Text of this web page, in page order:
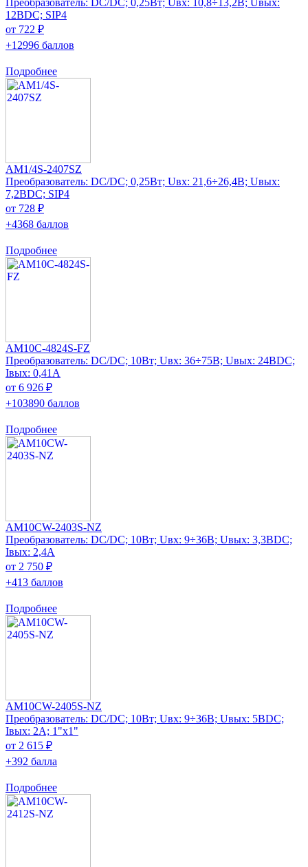
12ВDC; SIP4
от 722 ₽
+12996 баллов
Подробнее
AM1/4S-2407SZ
Преобразователь: DC/DC; 0,25Вт; Uвх: 21,6÷26,4В; Uвых:
7,2ВDC; SIP4
от 728 ₽
+4368 баллов
Подробнее
AM10C-4824S-FZ
Преобразователь: DC/DC; 10Вт; Uвх: 36÷75В; Uвых: 24ВDC;
Iвых: 0,41А
от 6 926 ₽
+103890 баллов
Подробнее
AM10CW-2403S-NZ
Преобразователь: DC/DC; 10Вт; Uвх: 9÷36В; Uвых: 3,3ВDC;
Iвых: 2,4А
от 2 750 ₽
+413 баллов
Подробнее
AM10CW-2405S-NZ
Преобразователь: DC/DC; 10Вт; Uвх: 9÷36В; Uвых: 5ВDC;
Iвых: 2А; 1"x1"
от 2 615 ₽
+392 балла
Подробнее